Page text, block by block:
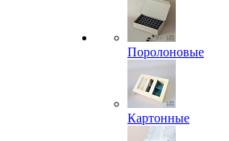
Поролоновые
Картонные